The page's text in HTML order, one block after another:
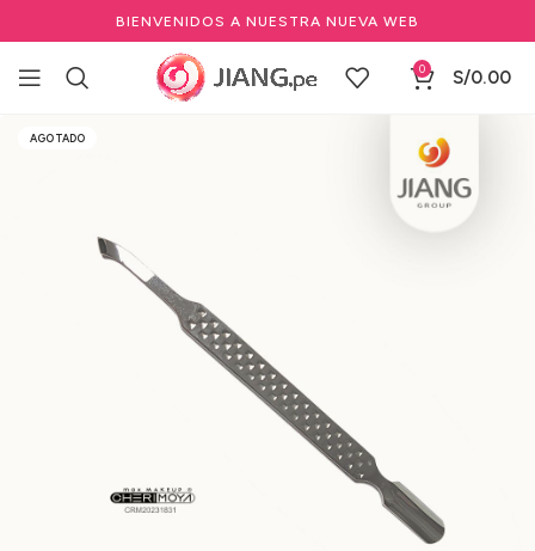
BIENVENIDOS A NUESTRA NUEVA WEB
0 S/0.00
Inicio Manicure y Pedicure
Cherimoya
AGOTADO